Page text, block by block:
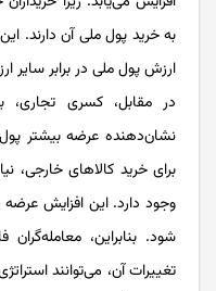
به خرید پول ملی آن دارند.
ارزش پول ملی در برابر سایر
در مقابل، کسری تجاری،
نشان‌دهنده عرضه بیشتر پول
برای خرید کالاهای خارجی،
وجود دارد. این افزایش
شود. بنابراین،
تغییرات آن، می‌توانند